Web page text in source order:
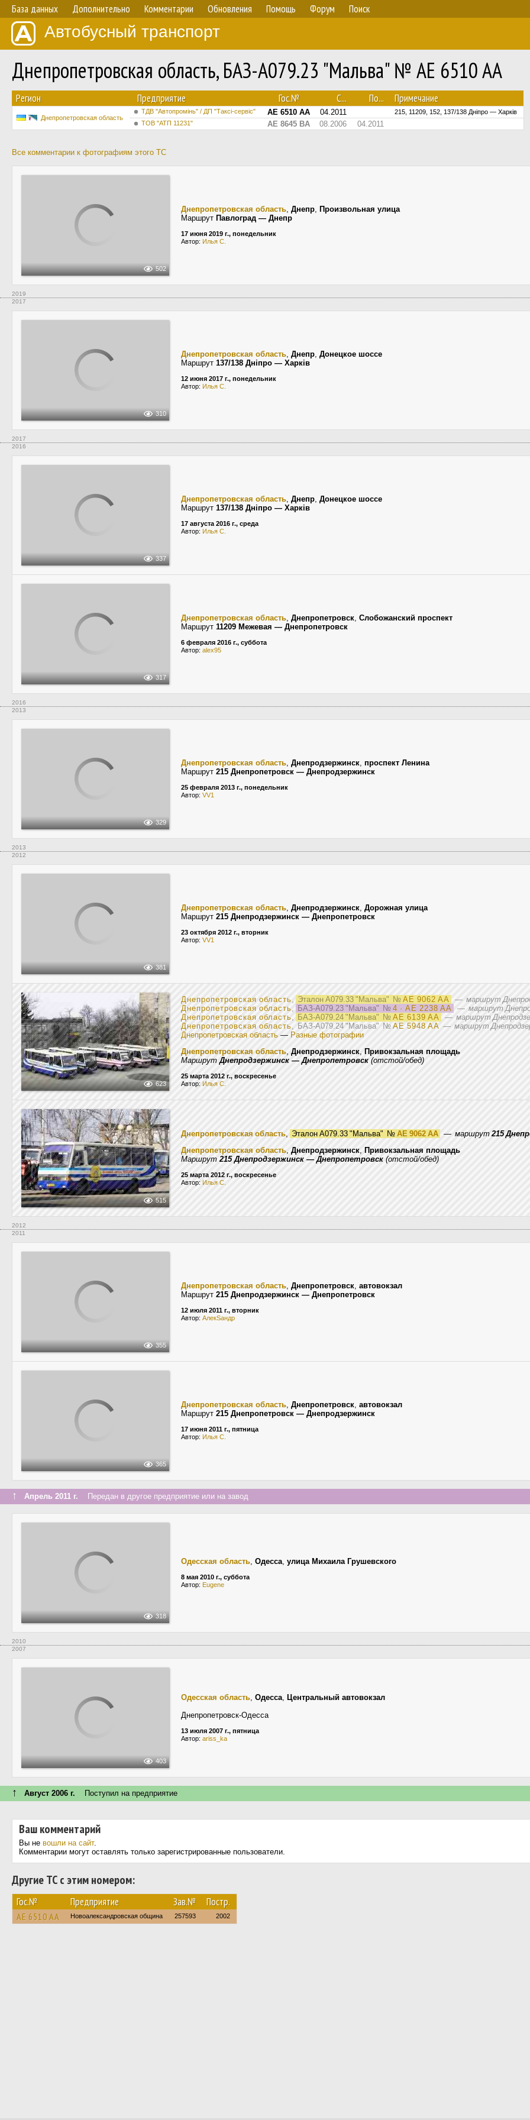
База данных Дополнительно Комментарии Обновления Помощь Форум Поиск
Автобусный транспорт
Днепропетровская область, БАЗ-А079.23 "Мальва" № AE 6510 AA
Регион Предприятие Гос.№ С... По... Примечание
Днепропетровская область
ТДВ "Автопромінь" / ДП "Таксі-сервіс" AE 6510 AA 04.2011
215, 11209, 152, 137/138 Дніпро — Харків
ТОВ "АТП 11231"
AE 8645 BA 08.2006 04.2011
Все комментарии к фотографиям этого ТС
502
Днепропетровская область, Днепр, Произвольная улица
Маршрут Павлоград — Днепр
17 июня 2019 г., понедельник
Автор: Илья С.
2019
2017
310
Днепропетровская область, Днепр, Донецкое шоссе
Маршрут 137/138 Дніпро — Харків
12 июня 2017 г., понедельник
Автор: Илья С.
2017
2016
337
Днепропетровская область, Днепр, Донецкое шоссе
Маршрут 137/138 Дніпро — Харків
17 августа 2016 г., среда
Автор: Илья С.
317
Днепропетровская область, Днепропетровск, Слобожанский проспект
Маршрут 11209 Межевая — Днепропетровск
6 февраля 2016 г., суббота
Автор: alex95
2016
2013
329
Днепропетровская область, Днепродзержинск, проспект Ленина
Маршрут 215 Днепропетровск — Днепродзержинск
25 февраля 2013 г., понедельник
Автор: VV1
2013
2012
381
Днепропетровская область, Днепродзержинск, Дорожная улица
Маршрут 215 Днепродзержинск — Днепропетровск
23 октября 2012 г., вторник
Автор: VV1
623
Днепропетровская область, Эталон А079.33 "Мальва" № AE 9062 AA — маршрут
Днепропетровская область, БАЗ-А079.23 "Мальва" № 4 · AE 2238 AA — маршрут
Днепропетровская область, БАЗ-А079.24 "Мальва" № AE 6139 AA — маршрут
Днепропетровская область, БАЗ-А079.24 "Мальва" № AE 5948 AA — маршрут
Днепропетровская область — Разные фотографии
Днепропетровская область, Днепродзержинск, Привокзальная площадь
МаршрутДнепродзержинск — Днепропетровск (отстой/обед)
25 марта 2012 г., воскресенье
Автор: Илья С.
515
Днепропетровская область, Эталон А079.33 "Мальва" № AE 9062 AA — маршрут215
Днепропетровская область, Днепродзержинск, Привокзальная площадь
Маршрут215 Днепродзержинск — Днепропетровск (отстой/обед)
25 марта 2012 г., воскресенье
Автор: Илья С.
2012
2011
355
Днепропетровская область, Днепропетровск, автовокзал
Маршрут 215 Днепродзержинск — Днепропетровск
12 июля 2011 г., вторник
Автор: АлекSандр
365
Днепропетровская область, Днепропетровск, автовокзал
Маршрут 215 Днепропетровск — Днепродзержинск
17 июня 2011 г., пятница
Автор: Илья С.
↑ Апрель 2011 г. Передан в другое предприятие или на завод
318
Одесская область, Одесса, улица Михаила Грушевского
8 мая 2010 г., суббота
Автор: Eugene
2010
2007
403
Одесская область, Одесса, Центральный автовокзал
Днепропетровск-Одесса
13 июля 2007 г., пятница
Автор: ariss_ka
↑ Август 2006 г. Поступил на предприятие
Ваш комментарий
Вы не вошли на сайт.
Комментарии могут оставлять только зарегистрированные пользователи.
Другие ТС с этим номером:
Гос.№ Предприятие Зав.№ Постр.
AE 6510 AA Новоалександровская община 257593 2002